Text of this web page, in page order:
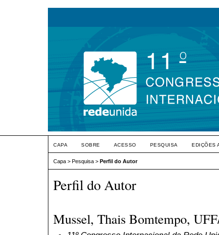
CAPA SOBRE ACESSO PESQUISA EDIÇÕES
Capa > Pesquisa > Perfil do Autor
Perfil do Autor
Mussel, Thais Bomtempo,